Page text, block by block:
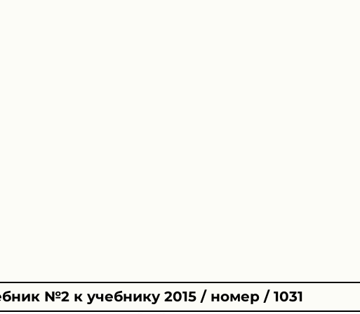
№2 к учебнику 2015 / номер / 1031